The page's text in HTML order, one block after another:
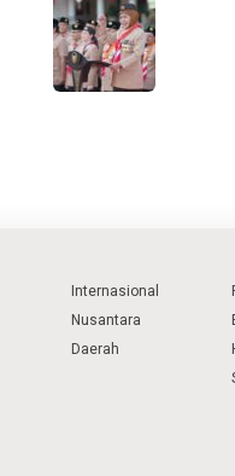
Internasional
Nusantara
Daerah